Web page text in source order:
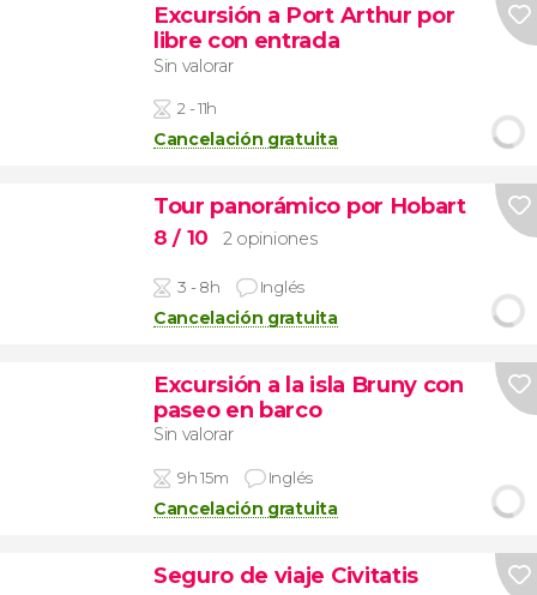
Excursión a Port Arthur por
libre con entrada
Sin valorar
2 - 11h
Cancelación gratuita
Tour panorámico por Hobart
8/ 10 2 opiniones
3 - 8h Inglés
Cancelación gratuita
Excursión a la isla Bruny con
paseo en barco
Sin valorar
9h 15m Inglés
Cancelación gratuita
Seguro de viaje Civitatis